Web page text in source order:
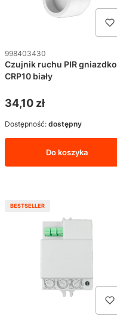
Kod produktu
998403430
Czujnik ruchu PIR gniazdko
CRP10 biały
Cena
34,10 zł
Do koszyka
Dostępność: dostępny
BESTSELLER